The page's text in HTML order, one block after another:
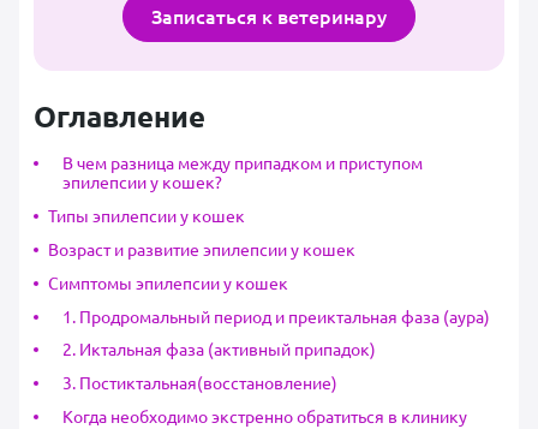
Записаться к ветеринару
Оглавление
В чем разница между припадком и приступом
эпилепсии у кошек?
Типы эпилепсии у кошек
Возраст и развитие эпилепсии у кошек
Симптомы эпилепсии у кошек
1. Продромальный период и преиктальная фаза (аура)
2. Иктальная фаза (активный припадок)
3. Постиктальная(восстановление)
Когда необходимо экстренно обратиться в клинику